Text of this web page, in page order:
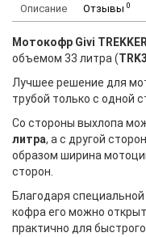
Описание Отзывы 0
Мотокофр Givi TREKKER
объемом 33 литра (
Лучшее решение для
трубой только с одной
Со стороны выхлопа
литра, а с другой
образом ширина
сторон.
Благодаря
кофра его можно
практично для